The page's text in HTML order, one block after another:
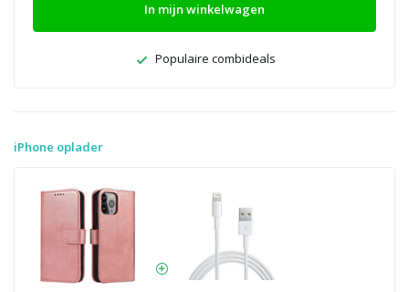
In mijn winkelwagen
Populaire combideals
iPhone oplader